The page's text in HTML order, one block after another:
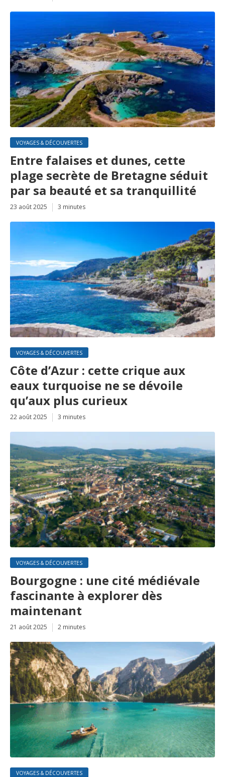
VOYAGES & DÉCOUVERTES
Entre falaises et dunes, cette
plage secrète de Bretagne séduit
par sa beauté et sa tranquillité
23 août 2025 3 minutes
VOYAGES & DÉCOUVERTES
Côte d’Azur : cette crique aux
eaux turquoise ne se dévoile
qu’aux plus curieux
22 août 2025 3 minutes
VOYAGES & DÉCOUVERTES
Bourgogne : une cité médiévale
fascinante à explorer dès
maintenant
21 août 2025 2 minutes
VOYAGES & DÉCOUVERTES